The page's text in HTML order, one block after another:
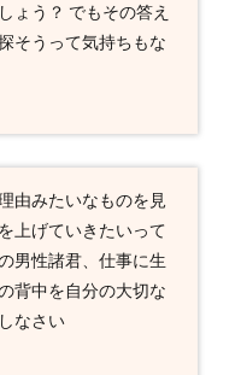
ょう？ でもその答え
そうって気持ちもな
由みたいなものを見
上げていきたいって
男性諸君、仕事に生
背中を自分の大切な
なさい